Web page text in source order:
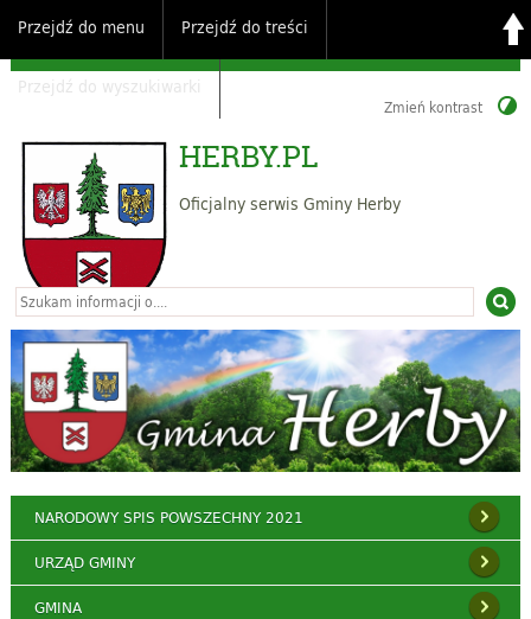
Przejdź do menu Przejdź do treści
Przejdź do wyszukiwarki
Zmień kontrast
HERBY.PL
Oficjalny serwis Gminy Herby
NARODOWY SPIS POWSZECHNY 2021
URZĄD GMINY
GMINA